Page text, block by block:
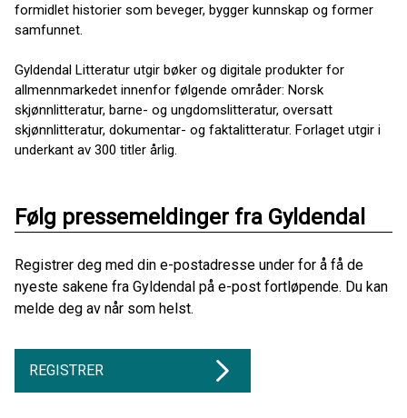
formidlet historier som beveger, bygger kunnskap og former
samfunnet.
Gyldendal Litteratur utgir bøker og digitale produkter for
allmennmarkedet innenfor følgende områder: Norsk
skjønnlitteratur, barne- og ungdomslitteratur, oversatt
skjønnlitteratur, dokumentar- og faktalitteratur. Forlaget utgir i
underkant av 300 titler årlig.
Følg pressemeldinger fra Gyldendal
Registrer deg med din e-postadresse under for å få de
nyeste sakene fra Gyldendal på e-post fortløpende. Du kan
melde deg av når som helst.
REGISTRER